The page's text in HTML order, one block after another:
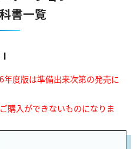
書一覧
度版は準備出来次第の発売に
購入ができないものになりま